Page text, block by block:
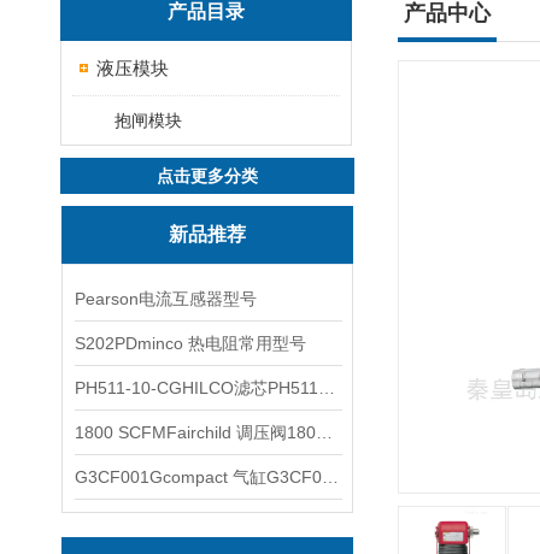
产品目录
液压模块
抱闸模块
点击更多分类
新品推荐
Pearson电流互感器型号
S202PDminco 热电阻常用型号
产品中心